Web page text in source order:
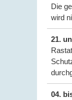
Die
wird
21.
04.